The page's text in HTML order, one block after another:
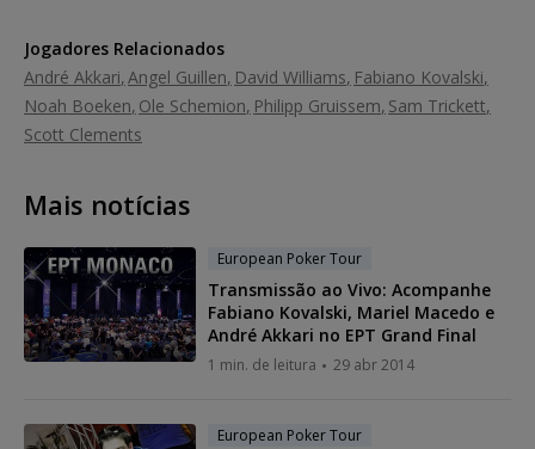
Jogadores Relacionados
André Akkari Angel Guillen David Williams Fabiano Kovalski
Noah Boeken Ole Schemion Philipp Gruissem Sam Trickett
Scott Clements
Mais notícias
European Poker Tour
Transmissão ao Vivo: Acompanhe
Fabiano Kovalski, Mariel Macedo e
André Akkari no EPT Grand Final
1 min. de leitura 29 abr 2014
European Poker Tour